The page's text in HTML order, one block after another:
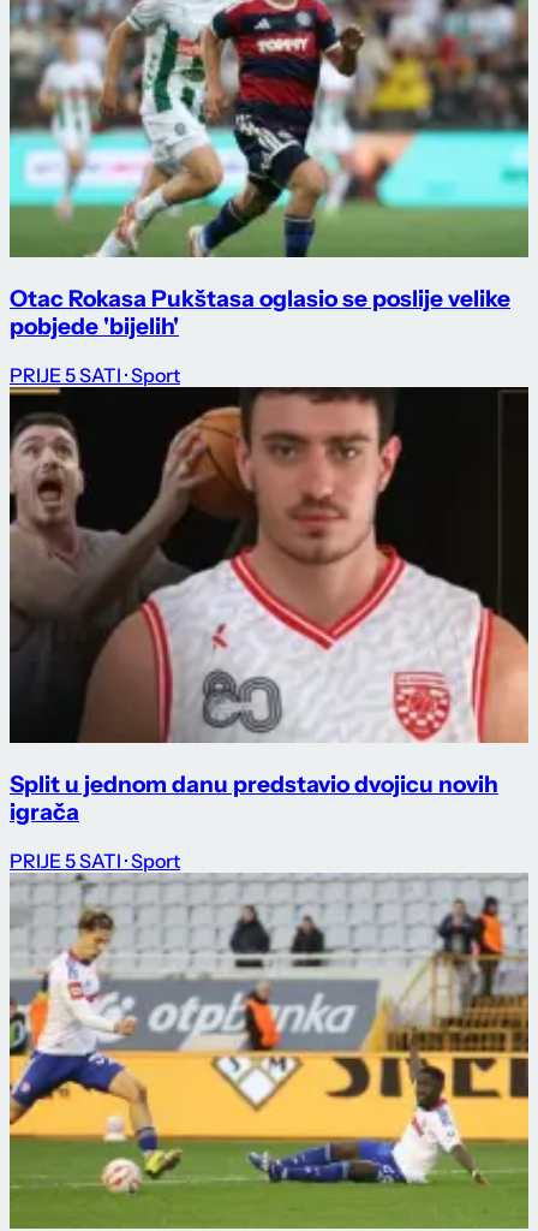
Otac Rokasa Pukštasa oglasio se poslije velike
pobjede 'bijelih'
PRIJE 5 SATI · Sport
Split u jednom danu predstavio dvojicu novih
igrača
PRIJE 5 SATI · Sport